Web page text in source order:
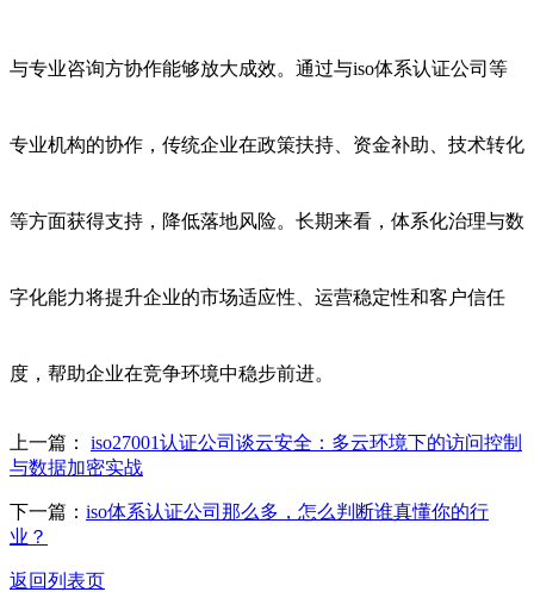
与专业咨询方协作能够放大成效。通过与iso体系认证公司等
专业机构的协作，传统企业在政策扶持、资金补助、技术转化
等方面获得支持，降低落地风险。长期来看，体系化治理与数
字化能力将提升企业的市场适应性、运营稳定性和客户信任
度，帮助企业在竞争环境中稳步前进。
上一篇： iso27001认证公司谈云安全：多云环境下的访问控制
与数据加密实战
下一篇： iso体系认证公司那么多，怎么判断谁真懂你的行
业？
返回列表页